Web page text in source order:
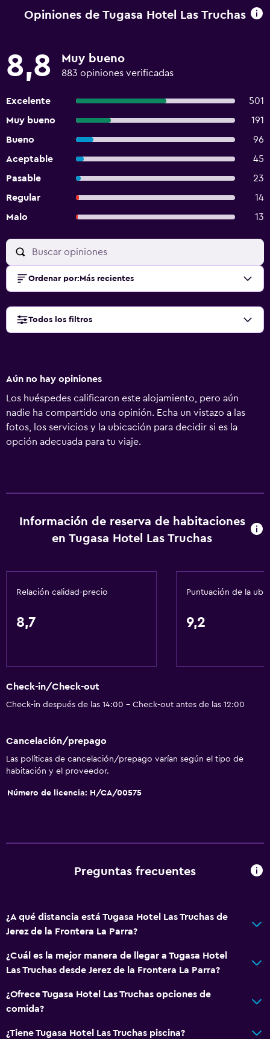
Opiniones de Tugasa Hotel Las Truchas
8,8 Muy bueno
883 opiniones verificadas
Excelente
501
Muy bueno
191
Bueno
96
Aceptable
45
Pasable
23
Regular
14
Malo
13
Ordenar por: Más recientes
Todos los filtros
Aún no hay opiniones
Los huéspedes calificaron este alojamiento, pero aún
nadie ha compartido una opinión. Echa un vistazo a las
fotos, los servicios y la ubicación para decidir si es la
opción adecuada para tu viaje.
Información de reserva de habitaciones
en Tugasa Hotel Las Truchas
Relación calidad-precio
8,7
Puntuación de la
9,2
Check-in/Check-out
Check-in después de las 14:00 - Check-out antes de las 12:00
Cancelación/prepago
Las políticas de cancelación/prepago varían según el tipo de
habitación y el proveedor.
Número de licencia: H/CA/00575
Preguntas frecuentes
¿A qué distancia está Tugasa Hotel Las Truchas de
Jerez de la Frontera La Parra?
¿Cuál es la mejor manera de llegar a Tugasa Hotel
Las Truchas desde Jerez de la Frontera La Parra?
¿Ofrece Tugasa Hotel Las Truchas opciones de
comida?
¿Tiene Tugasa Hotel Las Truchas piscina?